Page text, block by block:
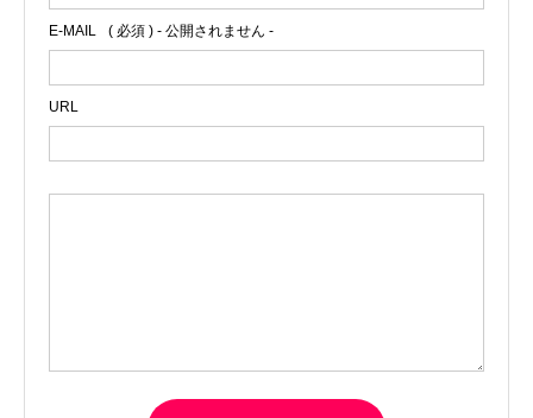
E-MAIL ( 必須 ) - 公開されません -
URL